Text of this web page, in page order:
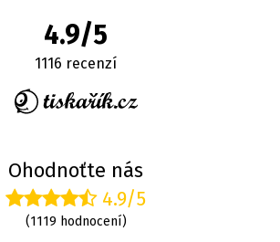
4.9/5
1116 recenzí
Ohodnoťte nás
4.9/5
(1119 hodnocení)